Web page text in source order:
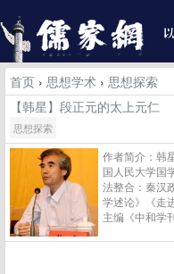
首页 › 思想学术 › 思想探索
【韩星】段正元的太上元仁
思想探索
作者简介：韩
国人民大学国
法整合：秦汉
学述论》《走
主编《中和学